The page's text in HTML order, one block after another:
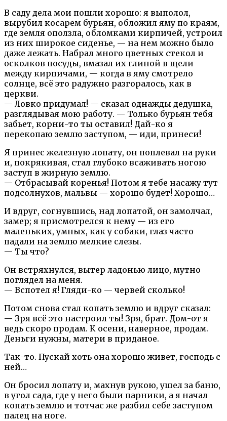
В саду дела мои пошли хорошо: я выполол,
вырубил косарем бурьян, обложил яму по краям,
где земля оползла, обломками кирпичей, устроил
из них широкое сиденье, — на нем можно было
даже лежать. Набрал много цветных стекол и
осколков посуды, вмазал их глиной в щели
между кирпичами, — когда в яму смотрело
солнце, всё это радужно разгоралось, как в
церкви.
— Ловко придумал! — сказал однажды дедушка,
разглядывая мою работу. — Только бурьян тебя
забьет, корни-то ты оставил! Дай-ко я
перекопаю землю заступом, — иди, принеси!
Я принес железную лопату, он поплевал на руки
и, покрякивая, стал глубоко всаживать ногою
заступ в жирную землю.
— Отбрасывай коренья! Потом я тебе насажу тут
подсолнухов, мальвы — хорошо будет! Хорошо…
И вдруг, согнувшись, над лопатой, он замолчал,
замер; я присмотрелся к нему — из его
маленьких, умных, как у собаки, глаз часто
падали на землю мелкие слезы.
— Ты что?
Он встряхнулся, вытер ладонью лицо, мутно
поглядел на меня.
— Вспотел я! Гляди-ко — червей сколько!
Потом снова стал копать землю и вдруг сказал:
— Зря всё это настроил ты! Зря, брат. Дом-от я
ведь скоро продам. К осени, наверное, продам.
Деньги нужны, матери в приданое.
Так-то. Пускай хоть она хорошо живет, господь с
ней…
Он бросил лопату и, махнув рукою, ушел за баню,
в угол сада, где у него были парники, а я начал
копать землю и тотчас же разбил себе заступом
палец на ноге.